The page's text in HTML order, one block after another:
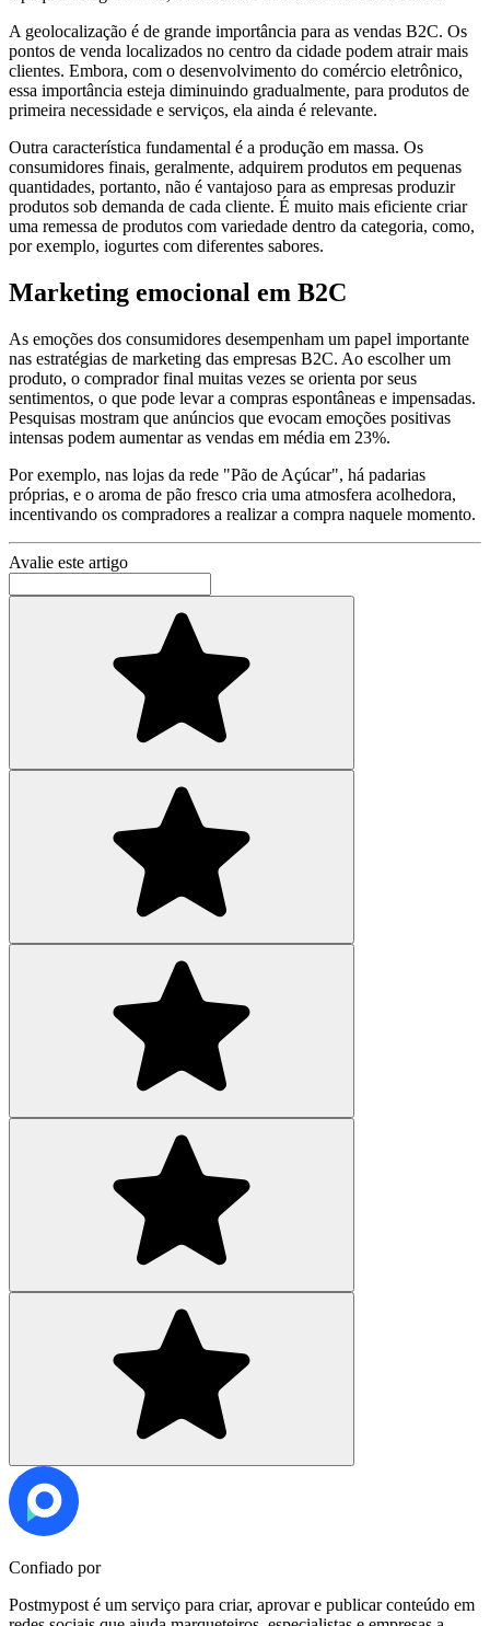
A geolocalização é de grande importância para as vendas B2C. Os
pontos de venda localizados no centro da cidade podem atrair mais
clientes. Embora, com o desenvolvimento do comércio eletrônico,
essa importância esteja diminuindo gradualmente, para produtos de
primeira necessidade e serviços, ela ainda é relevante.
Outra característica fundamental é a produção em massa. Os
consumidores finais, geralmente, adquirem produtos em pequenas
quantidades, portanto, não é vantajoso para as empresas produzir
produtos sob demanda de cada cliente. É muito mais eficiente criar
uma remessa de produtos com variedade dentro da categoria, como,
por exemplo, iogurtes com diferentes sabores.
Marketing emocional em B2C
As emoções dos consumidores desempenham um papel importante
nas estratégias de marketing das empresas B2C. Ao escolher um
produto, o comprador final muitas vezes se orienta por seus
sentimentos, o que pode levar a compras espontâneas e impensadas.
Pesquisas mostram que anúncios que evocam emoções positivas
intensas podem aumentar as vendas em média em 23%.
Por exemplo, nas lojas da rede "Pão de Açúcar", há padarias
próprias, e o aroma de pão fresco cria uma atmosfera acolhedora,
incentivando os compradores a realizar a compra naquele momento.
Avalie este artigo
Confiado por
Postmypost é um serviço para criar, aprovar e publicar conteúdo em